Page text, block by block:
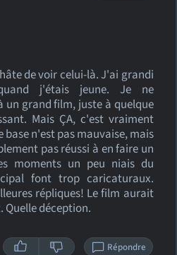
de voir celui-là. J'ai grandi
j'étais jeune. Je ne
un grand film, juste à quelque
Mais ÇA, c'est vraiment
base n'est pas mauvaise, mais
pas réussi à en faire un
moments un peu niais du
font trop caricaturaux.
répliques! Le film aurait
Quelle déception.
Répondre